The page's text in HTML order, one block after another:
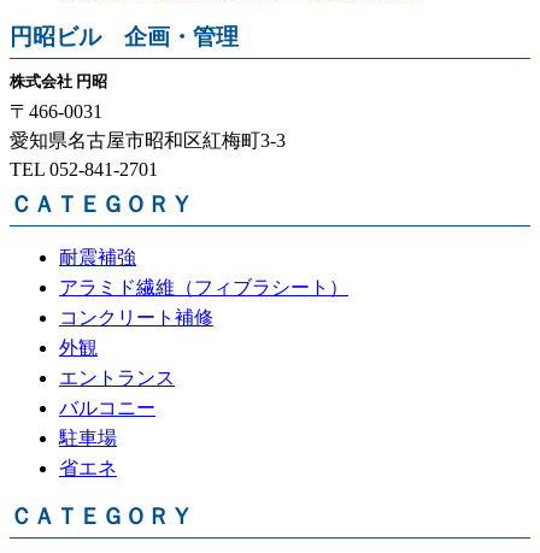
円昭ビル 企画・管理
株式会社 円昭
〒466-0031
愛知県名古屋市昭和区紅梅町3-3
TEL 052-841-2701
ＣＡＴＥＧＯＲＹ
耐震補強
アラミド繊維（フィブラシート）
コンクリート補修
外観
エントランス
バルコニー
駐車場
省エネ
ＣＡＴＥＧＯＲＹ